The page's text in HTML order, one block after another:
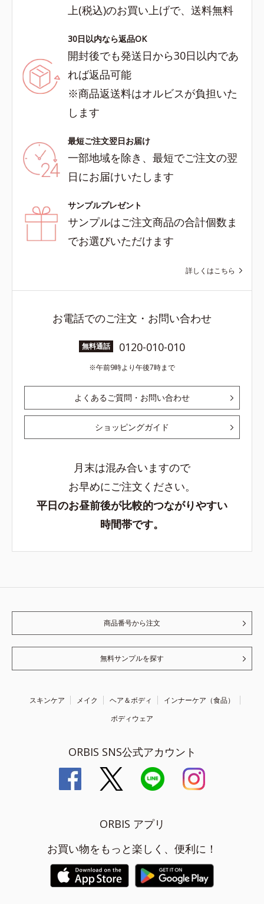
上(税込)のお買い上げで、送料無料
30日以内なら返品OK
開封後でも発送日から30日以内であ
れば返品可能
※商品返送料はオルビスが負担いた
します
最短ご注文翌日お届け
一部地域を除き、最短でご注文の翌
日にお届けいたします
サンプルプレゼント
サンプルはご注文商品の合計個数ま
でお選びいただけます
詳しくはこちら
お電話でのご注文・お問い合わせ
無料通話 0120-010-010
午前9時より午後7時まで
よくあるご質問・お問い合わせ
ショッピングガイド
月末は混み合いますので
お早めにご注文ください。
平日のお昼前後が比較的つながりやすい
時間帯です。
商品番号から注文
無料サンプルを探す
スキンケア メイク ヘア＆ボディ
インナーケア（食品）
ボディウェア
ORBIS SNS公式アカウント
ORBIS アプリ
お買い物をもっと楽しく、便利に！